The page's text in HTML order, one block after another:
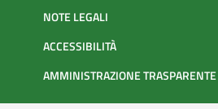
NOTE LEGALI
ACCESSIBILITÀ
AMMINISTRAZIONE TRASPARENTE